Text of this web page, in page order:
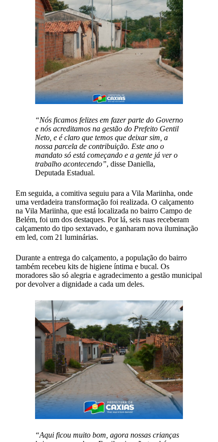
“Nós ficamos felizes em fazer parte do Governo
e nós acreditamos na gestão do Prefeito Gentil
Neto, e é claro que temos que deixar sim, a
nossa parcela de contribuição. Este ano o
mandato só está começando e a gente já ver o
trabalho acontecendo”, disse Daniella,
Deputada Estadual.
Em seguida, a comitiva seguiu para a Vila Mariinha, onde
uma verdadeira transformação foi realizada. O calçamento
na Vila Mariinha, que está localizada no bairro Campo de
Belém, foi um dos destaques. Por lá, seis ruas receberam
calçamento do tipo sextavado, e ganharam nova iluminação
em led, com 21 luminárias.
Durante a entrega do calçamento, a população do bairro
também recebeu kits de higiene íntima e bucal. Os
moradores são só alegria e agradecimento a gestão municipal
por devolver a dignidade a cada um deles.
“Aqui ficou muito bom, agora nossas crianças